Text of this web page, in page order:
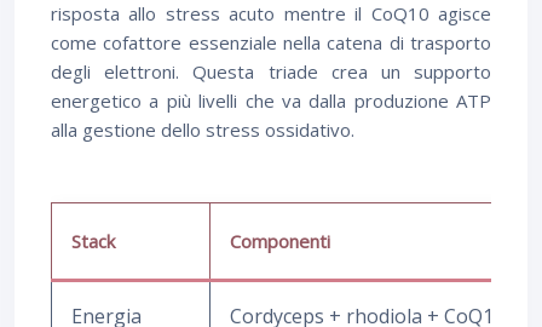
risposta allo stress acuto mentre il CoQ10 agisce
come cofattore essenziale nella catena di trasporto
degli elettroni. Questa triade crea un supporto
energetico a più livelli che va dalla produzione ATP
alla gestione dello stress ossidativo.
Stack Componenti
Energia Cordyceps + rhodiola + CoQ10